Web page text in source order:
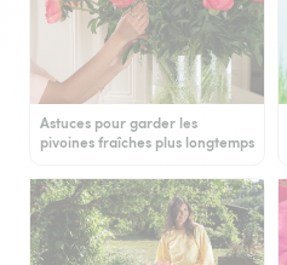
Astuces pour garder les
pivoines fraîches plus longtemps